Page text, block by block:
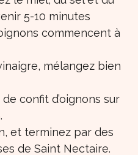
5-10 minutes
commencent à
mélangez bien
confit d’oignons sur
et terminez par des
de Saint Nectaire.